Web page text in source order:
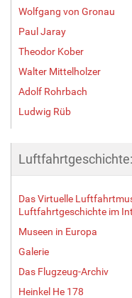
Wolfgang von Gronau
Paul Jaray
Theodor Kober
Walter Mittelholzer
Adolf Rohrbach
Ludwig Rüb
Das Virtuelle
Luftfahrtgeschichte im
Museen in Europa
Galerie
Das Flugzeug-Archiv
Heinkel He 178